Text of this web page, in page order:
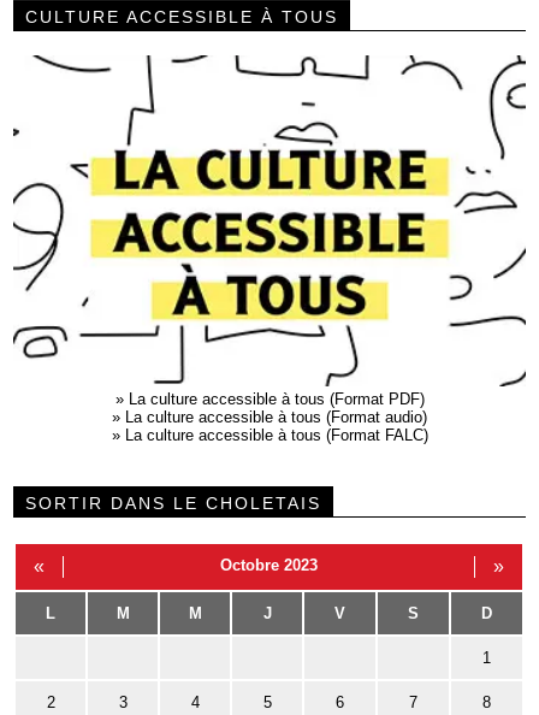
CULTURE ACCESSIBLE À TOUS
»
La culture accessible à tous (Format PDF)
»
La culture accessible à tous (Format audio)
»
La culture accessible à tous (Format FALC)
SORTIR DANS LE CHOLETAIS
« Octobre 2023 »
L M M J V S D
1
2 3 4 5 6 7 8